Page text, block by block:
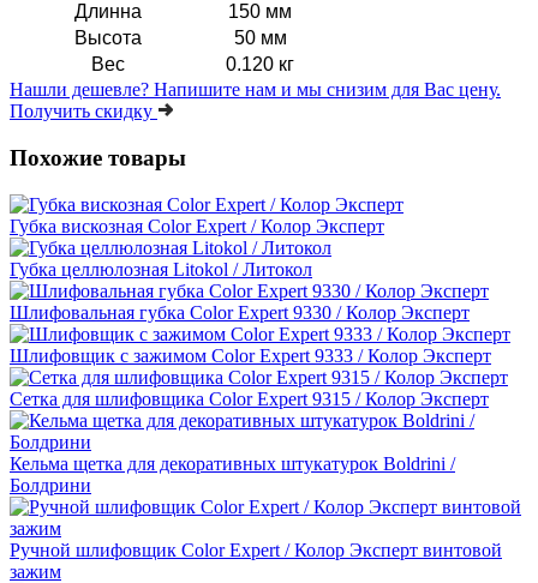
Длинна
150 мм
Высота
50 мм
Вес
0.120 кг
Нашли дешевле? Напишите нам и мы снизим для Вас цену.
Получить скидку
Похожие товары
Губка вискозная Color Expert / Колор Эксперт
Губка целлюлозная Litokol / Литокол
Шлифовальная губка Color Expert 9330 / Колор Эксперт
Шлифовщик с зажимом Color Expert 9333 / Колор Эксперт
Сетка для шлифовщика Color Expert 9315 / Колор Эксперт
Кельма щетка для декоративных штукатурок Boldrini /
Болдрини
Ручной шлифовщик Color Expert / Колор Эксперт винтовой
зажим